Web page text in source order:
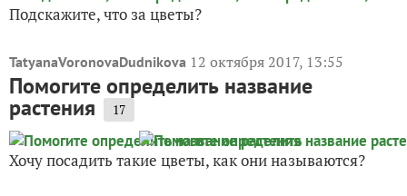
Подскажите, что за цветы?
TatyanaVoronovaDudnikova 12 октября 2017, 13:55
Помогите определить название
растения 17
Хочу посадить такие цветы, как они называются?